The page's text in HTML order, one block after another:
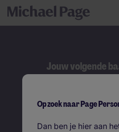
Jouw volgende
Zoek op functietitel
Op zoek naar Page
Dan ben je hier aan